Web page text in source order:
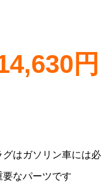
円
グはガソリン車には
なパーツです